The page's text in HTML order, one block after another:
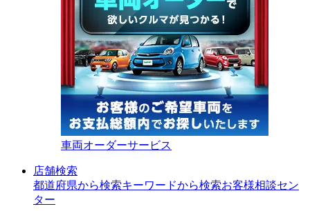
車両オーダーサービス
店舗検索
都道府県から検索キーワードから検索お客様相談セン
ター